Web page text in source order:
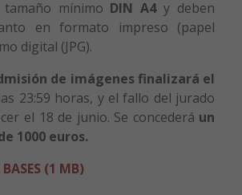
mínimo DIN A4y deben
en formato impreso (papel
digital (JPG).
de imágenes finalizará el
23:59 horas, y el fallo del jurado
el 18 de junio. Se concederá un
1000 euros.
BASES (1 MB)